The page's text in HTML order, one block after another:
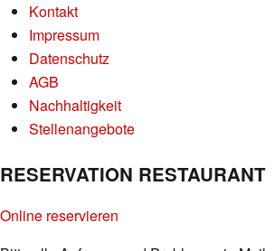
Kontakt
Impressum
Datenschutz
AGB
Nachhaltigkeit
Stellenangebote
RESERVATION RESTAURANT
Online reservieren